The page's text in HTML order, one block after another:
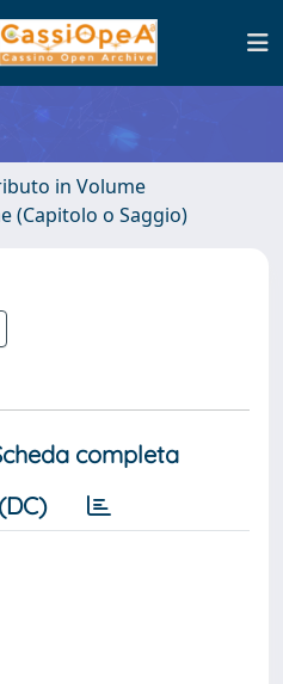
in Volume
(Capitolo o Saggio)
completa